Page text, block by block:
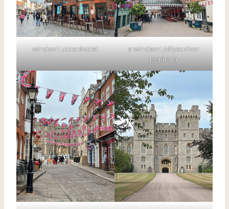
windsori utcarészlet
a windsori pályaudvar
bejárata